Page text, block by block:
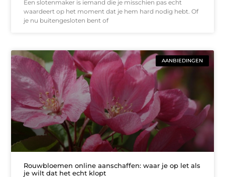
Een slotenmaker is iemand die je misschien pas echt
waardeert op het moment dat je hem hard nodig hebt. Of
je nu buitengesloten bent of
AANBIEDINGEN
Rouwbloemen online aanschaffen: waar je op let als
je wilt dat het echt klopt